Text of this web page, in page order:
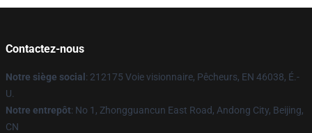
Contactez-nous
Notre siège social : 212175 Voie visionnaire, Pêcheurs, EN 46038, É.-
U.
Notre entrepôt: No 1, Zhongguancun East Road, Andong City, Beijing,
CN